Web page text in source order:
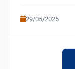
29/05/2025